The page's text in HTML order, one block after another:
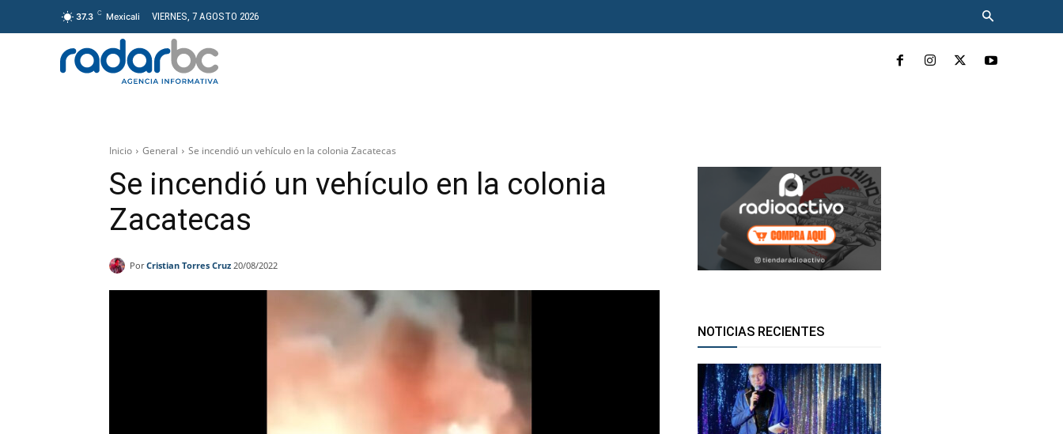
37.3 C Mexicali VIERNES, 7 AGOSTO 2026
Inicio General Se incendió un vehículo en la colonia Zacatecas
Se incendió un vehículo en la colonia
Zacatecas
Por Cristian Torres Cruz 20/08/2022
NOTICIAS RECIENTES